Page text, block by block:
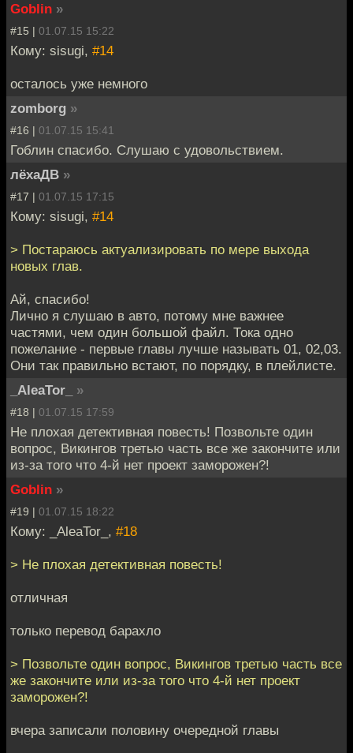
Goblin »
#15 | 01.07.15 15:22
Кому: sisugi, #14
осталось уже немного
zomborg »
#16 | 01.07.15 15:41
Гоблин спасибо. Слушаю с удовольствием.
лёхаДВ »
#17 | 01.07.15 17:15
Кому: sisugi, #14
> Постараюсь актуализировать по мере выхода
новых глав.
Ай, спасибо!
Лично я слушаю в авто, потому мне важнее
частями, чем один большой файл. Тока одно
пожелание - первые главы лучше называть 01, 02,03.
Они так правильно встают, по порядку, в плейлисте.
_AleaTor_
»
#18 | 01.07.15 17:59
Не плохая детективная повесть! Позвольте один
вопрос, Викингов третью часть все же закончите или
из-за того что 4-й нет проект заморожен?!
Goblin »
#19 | 01.07.15 18:22
Кому: _AleaTor_, #18
> Не плохая детективная повесть!
отличная
только перевод барахло
> Позвольте один вопрос, Викингов третью часть все
же закончите или из-за того что 4-й нет проект
заморожен?!
вчера записали половину очередной главы